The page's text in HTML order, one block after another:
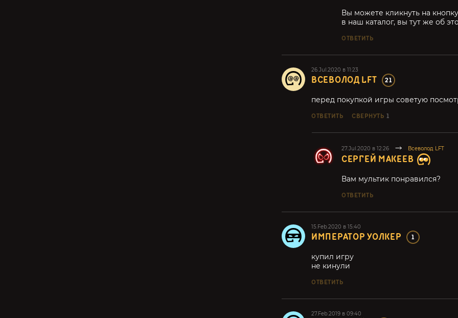
Вы можете кликнуть на
в наш каталог, вы тут же об
ОТВЕТИТЬ
26.Jul.2020 в 11:23
ВСЕВОЛОД LFT 21
перед покупкой игры советую
ОТВЕТИТЬ СВЕРНУТЬ 1
27.Jul.2020 в 12:26 Всеволод LFT
СЕРГЕЙ МАКЕЕВ
Вам мультик понравился?
ОТВЕТИТЬ
15.Feb.2020 в 15:40
ИМПЕРАТОР УОЛКЕР 1
купил игру
не кинули
ОТВЕТИТЬ
27.Feb.2019 в 09:40